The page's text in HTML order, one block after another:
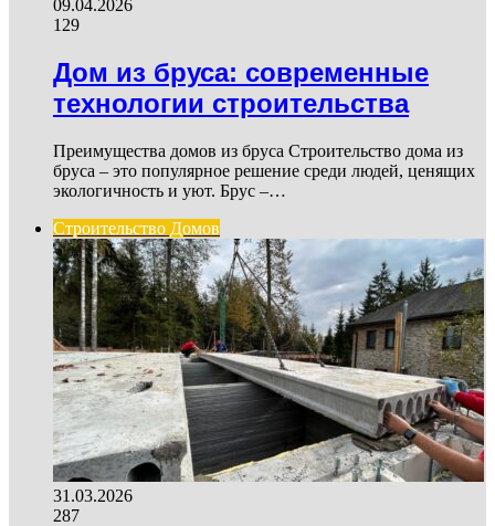
09.04.2026
129
Дом из бруса: современные
технологии строительства
Преимущества домов из бруса Строительство дома из
бруса – это популярное решение среди людей, ценящих
экологичность и уют. Брус –…
Строительство Домов
31.03.2026
287